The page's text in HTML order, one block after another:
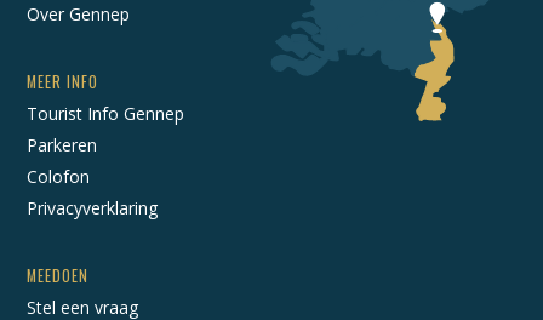
Over Gennep
MEER INFO
Tourist Info Gennep
Parkeren
Colofon
Privacyverklaring
MEEDOEN
Stel een vraag